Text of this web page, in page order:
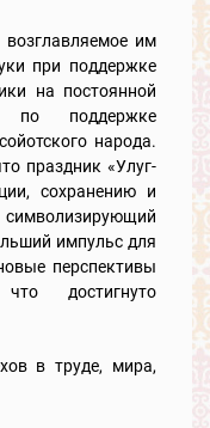
им
при поддержке
на постоянной
по поддержке
народа.
праздник «Улуг-
сохранению и
импульс для
перспективы
достигнуто
в труде, мира,